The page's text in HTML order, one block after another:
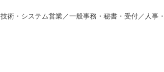
技術・システム営業／一般事務・秘書・受付／ 人事